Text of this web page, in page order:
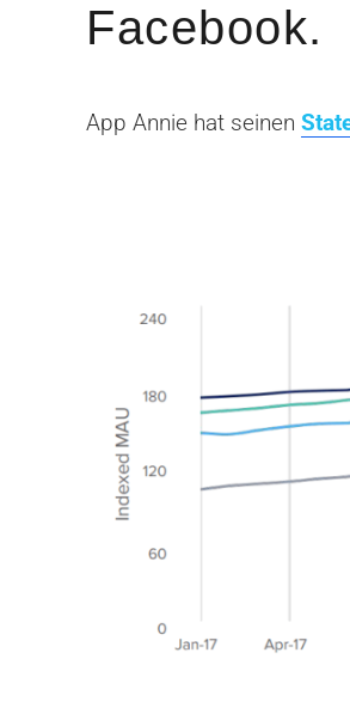
Facebook.
App Annie hat seinen